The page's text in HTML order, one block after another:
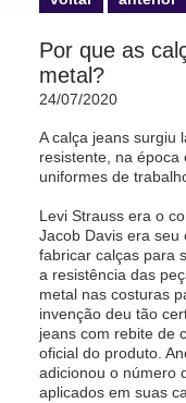
Por que as
metal?
24/07/2020
A calça jeans surgiu
resistente, na
uniformes de
Levi Strauss era o
Jacob Davis era seu
fabricar calças para
a resistência das
metal nas costuras
invenção deu tão
jeans com rebite de
oficial do produto.
adicionou o número
aplicados em suas